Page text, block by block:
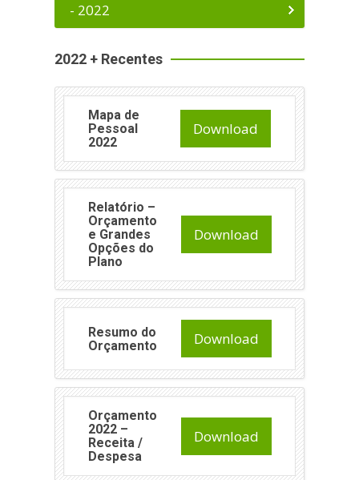
- 2022
2022 + Recentes
Mapa de
Pessoal
2022
Download
Relatório –
Orçamento
e Grandes
Opções do
Plano
Download
Resumo do
Orçamento
Download
Orçamento
2022 –
Receita /
Despesa
Download